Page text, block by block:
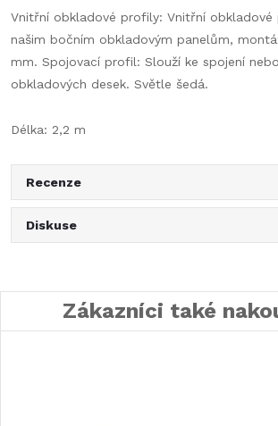
Vnitřní obkladové profily: Vnitřní
našim bočním obkladovým panelům,
mm. Spojovací profil: Slouží ke spojení
obkladových desek. Světle šedá.
Délka: 2,2 m
Recenze
Diskuse
Zákazníci také